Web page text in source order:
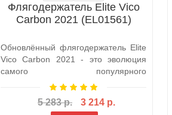
Флягодержатель Elite Vico
Carbon 2021 (EL01561)
Обновлённый флягодержатель Elite
Vico Carbon 2021 - это эволюция
самого популярного
бутылкодержателя..
5 283 р. 3 214 р.